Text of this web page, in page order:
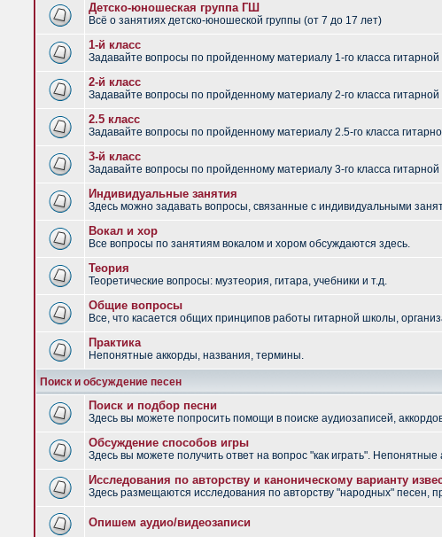
Детско-юношеская группа ГШ
Всё о занятиях детско-юношеской группы (от 7 до 17 лет)
1-й класс
Задавайте вопросы по пройденному материалу 1-го класса
2-й класс
Задавайте вопросы по пройденному материалу 2-го класса
2.5 класс
Задавайте вопросы по пройденному материалу 2.5-го класса
3-й класс
Задавайте вопросы по пройденному материалу 3-го класса
Индивидуальные занятия
Здесь можно задавать вопросы, связанные с индивидуальными
Вокал и хор
Все вопросы по занятиям вокалом и хором обсуждаются здесь.
Теория
Теоретические вопросы: музтеория, гитара, учебники и т.д.
Общие вопросы
Все, что касается общих принципов работы гитарной школы,
Практика
Непонятные аккорды, названия, термины.
Поиск и обсуждение песен
Поиск и подбор песни
Здесь вы можете попросить помощи в поиске аудиозаписей,
Обсуждение способов игры
Здесь вы можете получить ответ на вопрос "как играть".
Исследования по авторству и каноническому варианту
Здесь размещаются исследования по авторству "народных" песен,
Опишем аудио/видеозаписи